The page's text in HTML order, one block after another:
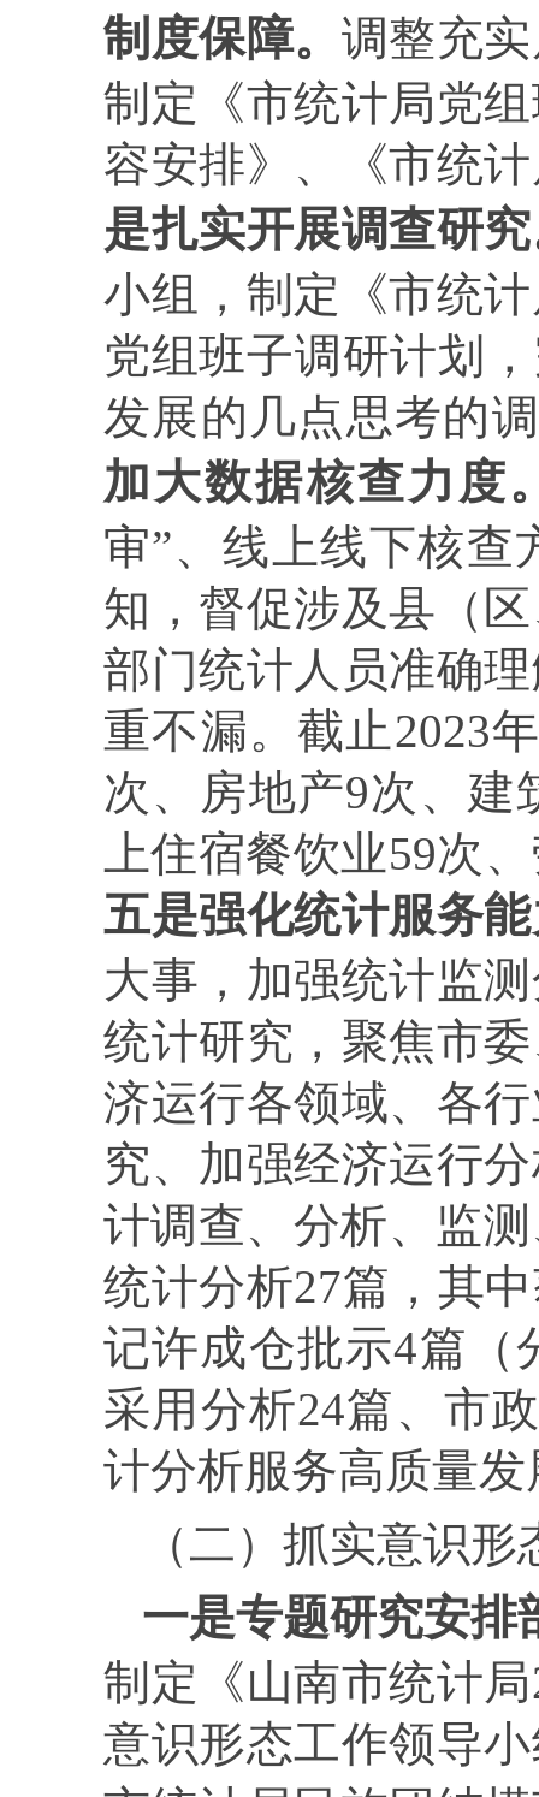
制度保障。 调整充
制定《市统计局党
容安排》、《市统
是扎实开展调查研
小组，制定《市统
党组班子调研计划
发展的几点思考的
加大数据核查力度
审”、线上线下核查
知，督促涉及县 （
部门统计人员准确
重不漏。截止2023
次、房地产9次、建
上住宿餐饮业59次
五是强化统计服务
大事，加强统计监
统计研究，聚焦市
济运行各领域、各
究、加强经济运行
计调查、分析、监
统计分析27篇，其
记许成仓批示4篇（
采用分析24篇、市
计分析服务高质量
（二） 抓实意识形
一是专题研究安排
制定《山南市统计局
意识形态工作领导